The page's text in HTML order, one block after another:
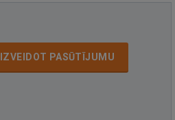
IZVEIDOT PASŪTĪJUMU